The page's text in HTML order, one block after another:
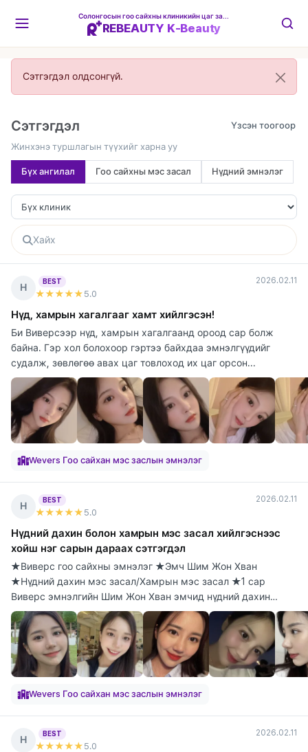
REBEAUTY K-Beauty
Сэтгэгдэл олдсонгүй.
Сэтгэгдэл
Жинхэнэ туршлагын түүхийг харна уу
Бүх ангилал Гоо сайхны мэс засал Нүдний эмнэлэг
Н
BEST
★★★★★ 5.0
2026.02.11
Нүд, хамрын хагалгааг хамт хийлгэсэн!
Би Виверсээр нүд, хамрын хагалгаанд ороод сар болж
байна. Гэр хол болохоор гэртээ байхдаа эмнэлгүүдийг
судалж, зөвлөгөө авах цаг товлоход их цаг орсон...
Wevers Гоо сайхан мэс заслын эмнэлэг
Н
BEST
★★★★★ 5.0
2026.02.11
Нүдний дахин болон хамрын мэс засал хийлгэснээс
хойш нэг сарын дараах сэтгэгдэл
★Виверс гоо сайхны эмнэлэг ★Эмч Шим Жон Хван
★Нүдний дахин мэс засал/Хамрын мэс засал ★1 сар
Виверс эмнэлгийн Шим Жон Хван эмчид нүдний дахин
болон х...
Wevers Гоо сайхан мэс заслын эмнэлэг
Н
BEST
★★★★★ 5.0
2026.02.11